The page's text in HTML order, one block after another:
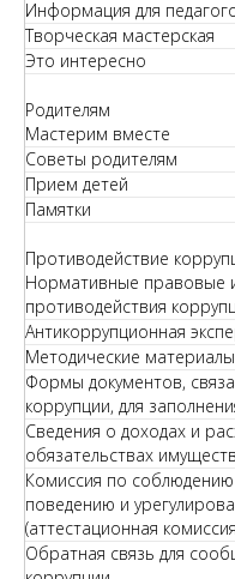
Информация для
Творческая мастерская
Это интересно
Родителям
Мастерим вместе
Советы родителям
Прием детей
Памятки
Противодействие
Нормативные правовые
противодействия
Антикоррупционная
Методические материалы
Формы документов,
коррупции, для
Сведения о доходах и
обязательствах
Комиссия по
поведению и
(аттестационная
Обратная связь для